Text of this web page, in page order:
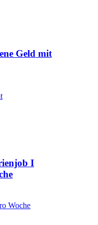
Geld mit
I
Woche